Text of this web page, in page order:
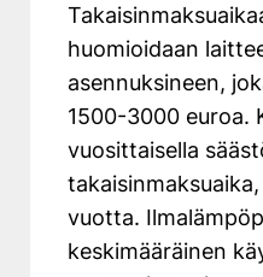
huomioidaan
asennuksineen,
1500-3000 euroa.
vuosittaisella
vuotta.
keskimääräinen